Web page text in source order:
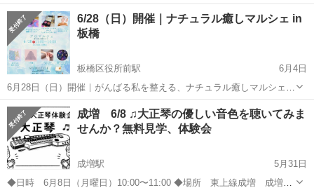
は今、こんなことで悩んでいませんか？ □クライアントの満足度が気
になる □せっかく資格を取ったのに、思ったようにカウンセリング活
動が進まない □カ...
東京 板橋区 ときわ台駅 その他
6/28（日）開催｜ナチュラル癒しマルシェ in
板橋
板橋区役所前駅
6月4日
6月28日（日）開催｜がんばる私を整える、ナチュラル癒しマルシェ
毎日、仕事に家事に子育てにと、気づけば自分のことは後回し。 「本
当はもっと自分を大切にしたい」 「できるだけナチュラルなものを選
びたい」 「これからの働き...
東京 板橋区 板橋区役所前駅 その他 マルシェ
成増 6/8 ♫大正琴の優しい音色を聴いてみま
せんか？無料見学、体験会
成増駅
5月31日
◆日時 6月8日（月曜日）10:00〜11:00 ◆場所 東上線成増 成増ま